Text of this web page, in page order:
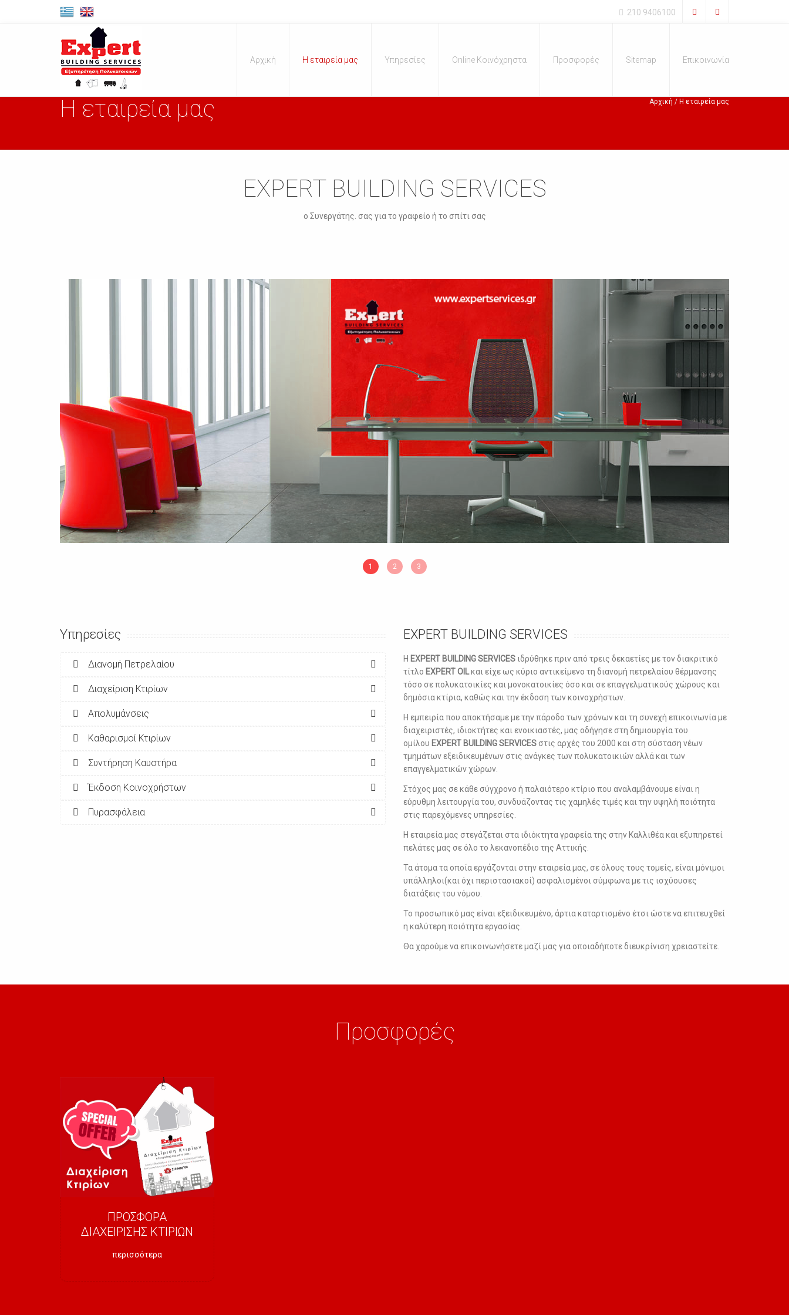
210 9406100
Αρχική Η εταιρεία μας Υπηρεσίες Online Κοινόχρηστα Προσφορές Sitemap Επικοινωνία
Η εταιρεία μας Αρχική Η εταιρεία μας
EXPERT BUILDING SERVICES
o Συνεργάτης. σας για το γραφείο ή το σπίτι σας
1 2 3
Υπηρεσίες
Διανομή Πετρελαίου
Διαχείριση Κτιρίων
Απολυμάνσεις
Καθαρισμοί Κτιρίων
Συντήρηση Καυστήρα
Έκδοση Κοινοχρήστων
Πυρασφάλεια
EXPERT BUILDING SERVICES
Η EXPERT BUILDING SERVICES ιδρύθηκε πριν από τρεις δεκαετίες με τον διακριτικό
τίτλο EXPERT OILκαι είχε ως κύριο αντικείμενο τη διανομή πετρελαίου θέρμανσης
τόσο σε πολυκατοικίες και μονοκατοικίες όσο και σε επαγγελματικούς χώρους και
δημόσια κτίρια, καθώς και την έκδοση των κοινοχρήστων.
Η εμπειρία που αποκτήσαμε με την πάροδο των χρόνων και τη συνεχή επικοινωνία με
διαχειριστές, ιδιοκτήτες και ενοικιαστές, μας οδήγησε στη δημιουργία του
ομίλου EXPERT BUILDING SERVICES στις αρχές του 2000 και στη σύσταση νέων
τμημάτων εξειδικευμένων στις ανάγκες των πολυκατοικιών αλλά και των
επαγγελματικών χώρων.
Στόχος μας σε κάθε σύγχρονο ή παλαιότερο κτίριο που αναλαμβάνουμε είναι η
εύρυθμη λειτουργία του, συνδυάζοντας τις χαμηλές τιμές και την υψηλή ποιότητα
στις παρεχόμενες υπηρεσίες.
Η εταιρεία μας στεγάζεται στα ιδιόκτητα γραφεία της στην Καλλιθέα και εξυπηρετεί
πελάτες μας σε όλο το λεκανοπέδιο της Αττικής.
Τα άτομα τα οποία εργάζονται στην εταιρεία μας, σε όλους τους τομείς, είναι μόνιμοι
υπάλληλοι(και όχι περιστασιακοί) ασφαλισμένοι σύμφωνα με τις ισχύουσες
διατάξεις του νόμου.
Το προσωπικό μας είναι εξειδικευμένο, άρτια καταρτισμένο έτσι ώστε να επιτευχθεί
η καλύτερη ποιότητα εργασίας.
Θα χαρούμε να επικοινωνήσετε μαζί μας για οποιαδήποτε διευκρίνιση χρειαστείτε.
Προσφορές
ΠΡΟΣΦΟΡΑ
ΔΙΑΧΕΙΡΙΣΗΣ ΚΤΙΡΙΩΝ
περισσότερα